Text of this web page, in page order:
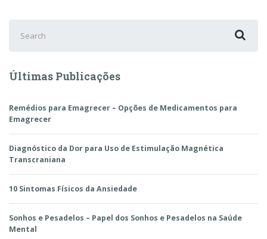
for:
Últimas Publicações
Remédios para Emagrecer – Opções de Medicamentos para
Emagrecer
Diagnóstico da Dor para Uso de Estimulação Magnética
Transcraniana
10 Sintomas Físicos da Ansiedade
Sonhos e Pesadelos – Papel dos Sonhos e Pesadelos na Saúde
Mental